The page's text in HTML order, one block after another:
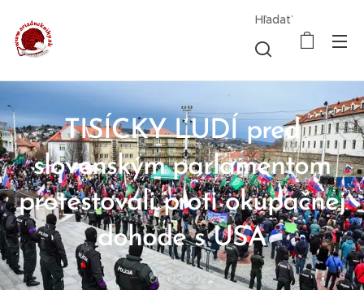
Hľadať
TISÍCKY ĽUDÍ pred
slovenským parlamentom
protestovali proti okupačnej
dohode s USA
08.02.2022